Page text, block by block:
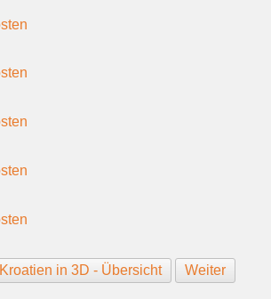
Kroatien in 3D - Übersicht Weiter